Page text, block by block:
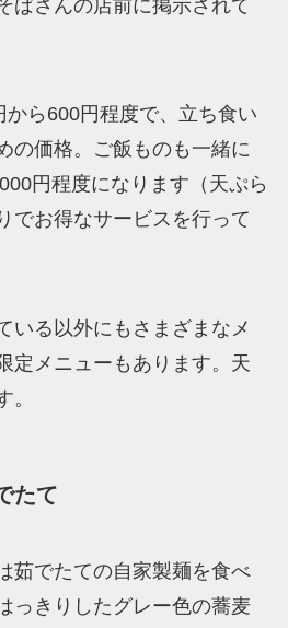
ばさんの店前に掲示されて
ら600円程度で、立ち食い
の価格。ご飯ものも一緒に
円程度になります（天ぷら
でお得なサービスを行って
いる以外にもさまざまなメ
定メニューもあります。天
。
たて
茹でたての自家製麺を食べ
っきりしたグレー色の蕎麦